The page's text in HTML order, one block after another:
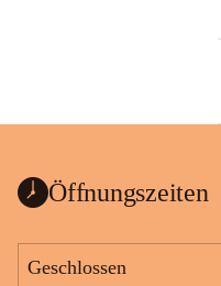
Öffnungszeiten
Geschlossen